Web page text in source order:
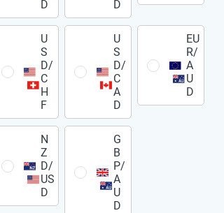
D
D
U
S
D/
C
H
F
U
S
D/
C
A
D
EU
R/
A
U
D
N
Z
D/
US
D
G
B
P/
A
U
D